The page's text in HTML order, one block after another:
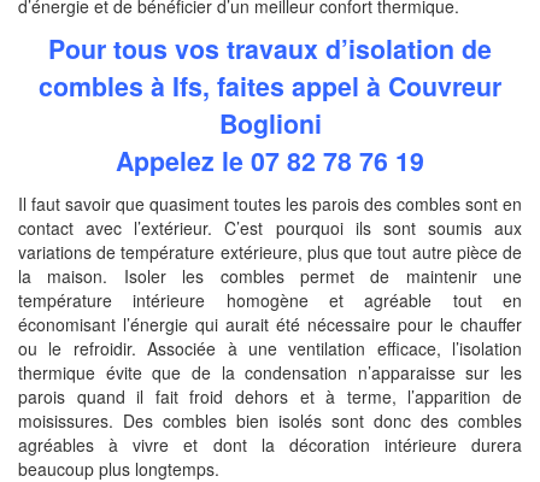
NOS TARIFS
d’énergie et de bénéficier d’un meilleur confort thermique.
Pour tous vos travaux d’isolation de
combles à Ifs, faites appel à Couvreur
Boglioni
Appelez le 07 82 78 76 19
Il faut savoir que quasiment toutes les parois des combles sont en
contact avec l’extérieur. C’est pourquoi ils sont soumis aux
variations de température extérieure, plus que tout autre pièce de
la maison. Isoler les combles permet de maintenir une
température intérieure homogène et agréable tout en
économisant l’énergie qui aurait été nécessaire pour le chauffer
ou le refroidir. Associée à une ventilation efficace, l’isolation
thermique évite que de la condensation n’apparaisse sur les
parois quand il fait froid dehors et à terme, l’apparition de
moisissures. Des combles bien isolés sont donc des combles
agréables à vivre et dont la décoration intérieure durera
beaucoup plus longtemps.